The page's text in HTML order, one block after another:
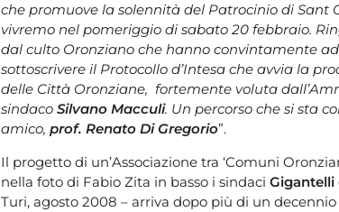
che promuove la solennità del Patrocinio di
vivremo nel pomeriggio di sabato 20 febbraio.
dal culto Oronziano che hanno convintamente
sottoscrivere il Protocollo d’Intesa che avvia la
delle Città Oronziane, fortemente voluta
sindaco Silvano Macculi. Un percorso che si sta
amico, prof. Renato Di Gregorio”.
Il progetto di un’Associazione tra ‘Comuni
nella foto di Fabio Zita in basso i sindaci Gigantelli
Turi, agosto 2008 – arriva dopo più di un